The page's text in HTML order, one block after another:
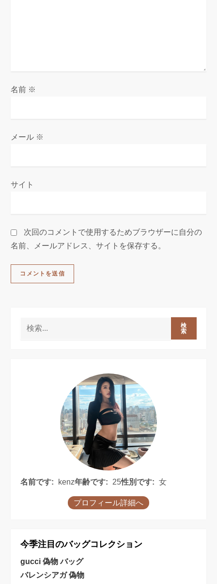
名前 ※
メール ※
サイト
次回のコメントで使用するためブラウザーに自分の
名前、メールアドレス、サイトを保存する。
検
索
名前です: kenz年齢です: 25性別です: 女
プロフィール詳細へ
今季注目のバッグコレクション
gucci 偽物 バッグ
バレンシアガ 偽物